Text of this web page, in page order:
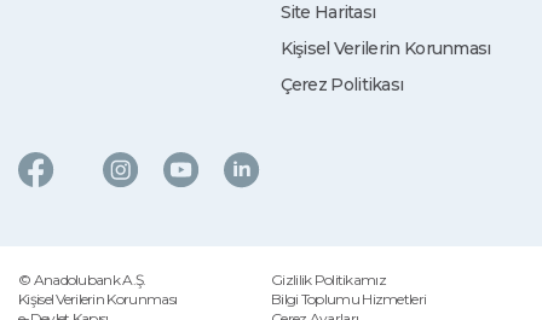
Site Haritası
Kişisel Verilerin Korunması
Çerez Politikası
© Anadolubank A.Ş.
Gizlilik Politikamız
Kişisel Verilerin Korunması
Bilgi Toplumu Hizmetleri